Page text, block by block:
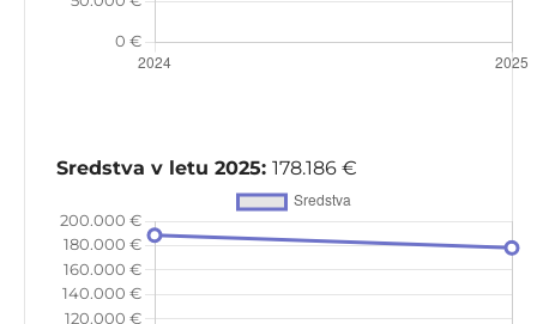
Sredstva v letu 2025: 178.186 €